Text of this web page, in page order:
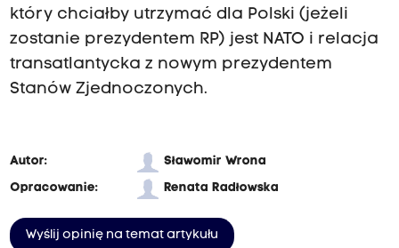
który chciałby utrzymać dla Polski (jeżeli
zostanie prezydentem RP) jest NATO i relacja
transatlantycka z nowym prezydentem
Stanów Zjednoczonych.
Autor:
Sławomir Wrona
Opracowanie:
Renata Radłowska
Wyślij opinię na temat artykułu